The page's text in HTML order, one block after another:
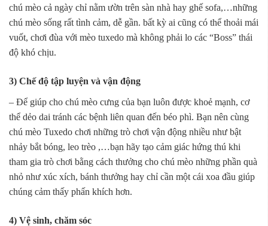
chú mèo cả ngày chỉ nằm ườn trên sàn nhà hay ghế sofa,…những
chú mèo sống rất tình cảm, dễ gần. bất kỳ ai cũng có thể thoải mái
vuốt, chơi đùa với mèo tuxedo mà không phải lo các “Boss” thái
độ khó chịu.
3) Chế độ tập luyện và vận động
– Để giúp cho chú mèo cưng của bạn luôn được khoẻ mạnh, cơ
thể dẻo dai tránh các bệnh liên quan đến béo phì. Bạn nên cùng
chú mèo Tuxedo chơi những trò chơi vận động nhiều như bật
nhảy bắt bóng, leo trèo ,…bạn hãy tạo cảm giác hứng thú khi
tham gia trò chơi bằng cách thưởng cho chú mèo những phần quà
nhỏ như xúc xích, bánh thưởng hay chỉ cần một cái xoa đầu giúp
chúng cảm thấy phấn khích hơn.
4) Vệ sinh, chăm sóc